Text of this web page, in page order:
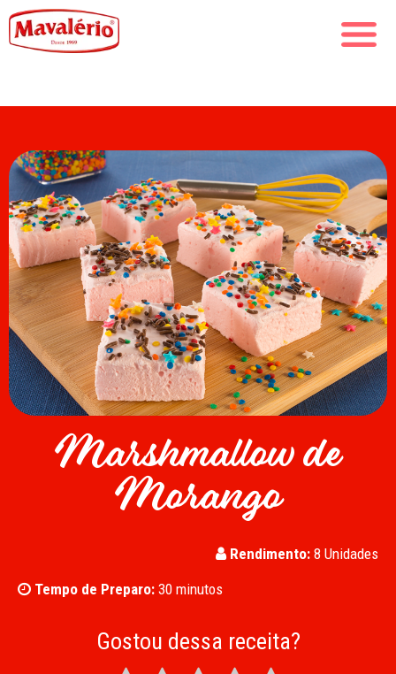
Marshmallow de
Morango
Rendimento: 8 Unidades
Tempo de Preparo: 30 minutos
Gostou dessa receita?